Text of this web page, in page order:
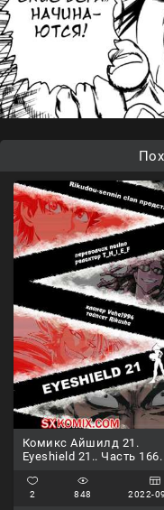
Комикс Айшилд 21.
Eyeshield 21.. Часть 166.
2 848 2022-